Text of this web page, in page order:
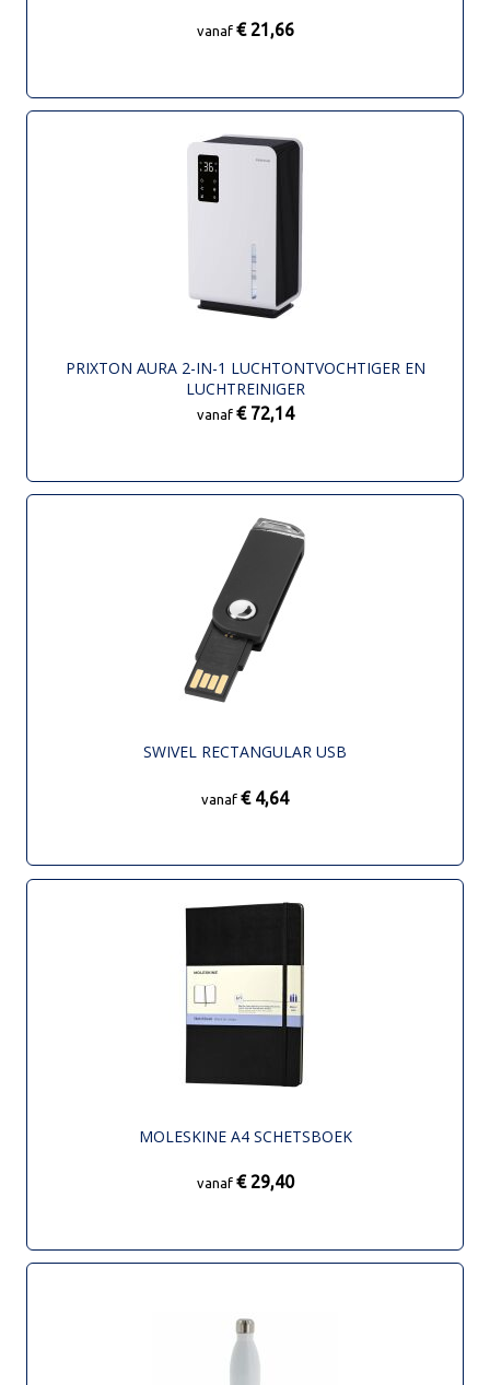
vanaf € 21,66
PRIXTON AURA 2-IN-1 LUCHTONTVOCHTIGER EN
LUCHTREINIGER
vanaf € 72,14
SWIVEL RECTANGULAR USB
vanaf € 4,64
MOLESKINE A4 SCHETSBOEK
vanaf € 29,40